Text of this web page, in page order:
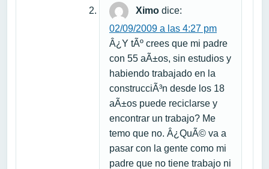
Ximo dice:
02/09/2009 a las 4:27 pm
Â¿Y tÃº crees que mi padre
con 55 aÃ±os, sin estudios y
habiendo trabajado en la
construcciÃ³n desde los 18
aÃ±os puede reciclarse y
encontrar un trabajo? Me
temo que no. Â¿QuÃ© va a
pasar con la gente como mi
padre que no tiene trabajo ni